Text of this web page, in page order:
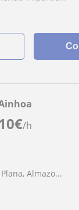
€/h
Almazo...